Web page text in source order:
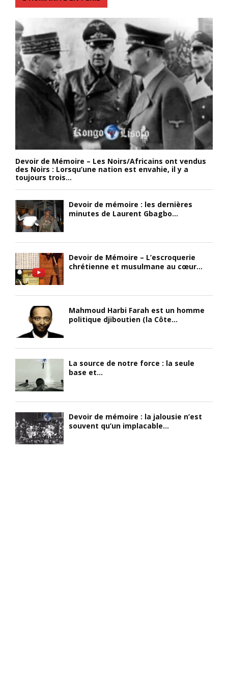
Devoir de Mémoire – Les Noirs/Africains ont vendus
des Noirs : Lorsqu’une nation est envahie, il y a
toujours trois...
Devoir de mémoire : les dernières
minutes de Laurent Gbagbo...
Devoir de Mémoire – L’escroquerie
chrétienne et musulmane au cœur...
Mahmoud Harbi Farah est un homme
politique djiboutien (la Côte...
La source de notre force : la seule
base et...
Devoir de mémoire : la jalousie n’est
souvent qu’un implacable...